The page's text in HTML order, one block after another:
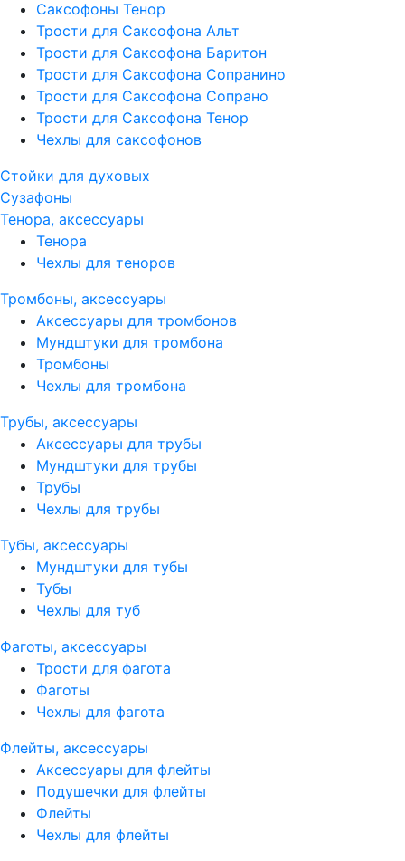
Саксофоны Тенор
Трости для Саксофона Альт
Трости для Саксофона Баритон
Трости для Саксофона Сопранино
Трости для Саксофона Сопрано
Трости для Саксофона Тенор
Чехлы для саксофонов
Стойки для духовых
Сузафоны
Тенора, аксессуары
Тенора
Чехлы для теноров
Тромбоны, аксессуары
Аксессуары для тромбонов
Мундштуки для тромбона
Тромбоны
Чехлы для тромбона
Трубы, аксессуары
Аксессуары для трубы
Мундштуки для трубы
Трубы
Чехлы для трубы
Тубы, аксессуары
Мундштуки для тубы
Тубы
Чехлы для туб
Фаготы, аксессуары
Трости для фагота
Фаготы
Чехлы для фагота
Флейты, аксессуары
Аксессуары для флейты
Подушечки для флейты
Флейты
Чехлы для флейты